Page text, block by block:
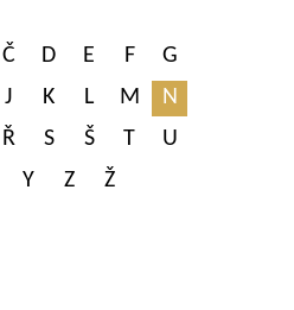
Č D E F
G
J K L M
N
Ř S Š T
U
Y Z Ž